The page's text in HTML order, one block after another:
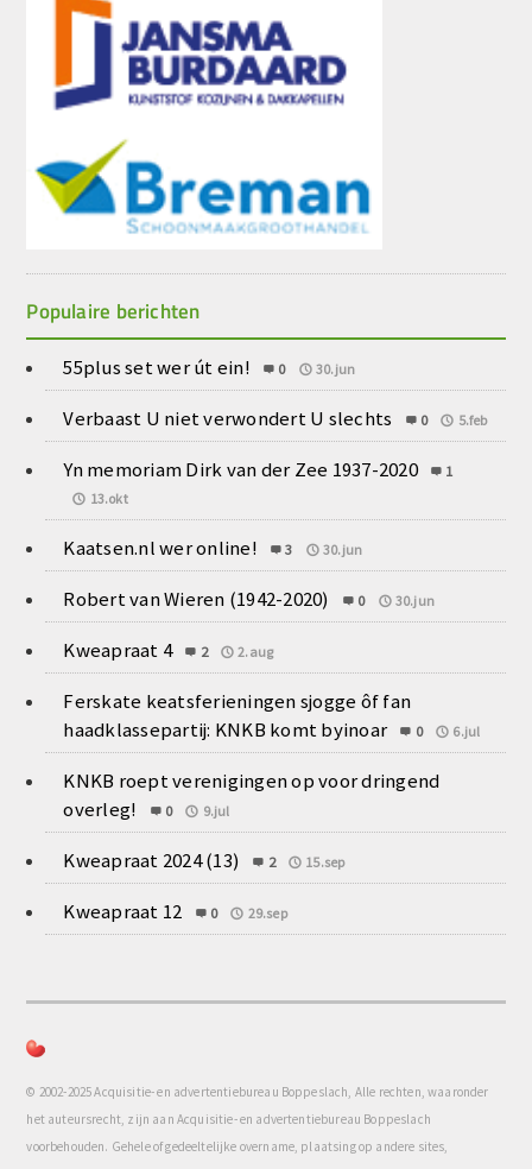
Populaire berichten
55plus set wer út ein! 0 30.jun
Verbaast U niet verwondert U slechts 0 5.feb
Yn memoriam Dirk van der Zee 1937-2020
1
13.okt
Kaatsen.nl wer online! 3 30.jun
Robert van Wieren (1942-2020) 0 30.jun
Kweapraat 4 2 2.aug
Ferskate keatsferieningen sjogge ôf fan
haadklassepartij: KNKB komt byinoar
0 6.jul
KNKB roept verenigingen op voor dringend
overleg!
0 9.jul
Kweapraat 2024 (13) 2 15.sep
Kweapraat 12 0 29.sep
© 2002-2025 Acquisitie- en advertentiebureau Boppeslach, Alle rechten, waaronder
het auteursrecht, zijn aan Acquisitie- en advertentiebureau Boppeslach
voorbehouden. Gehele of gedeeltelijke overname, plaatsing op andere sites,